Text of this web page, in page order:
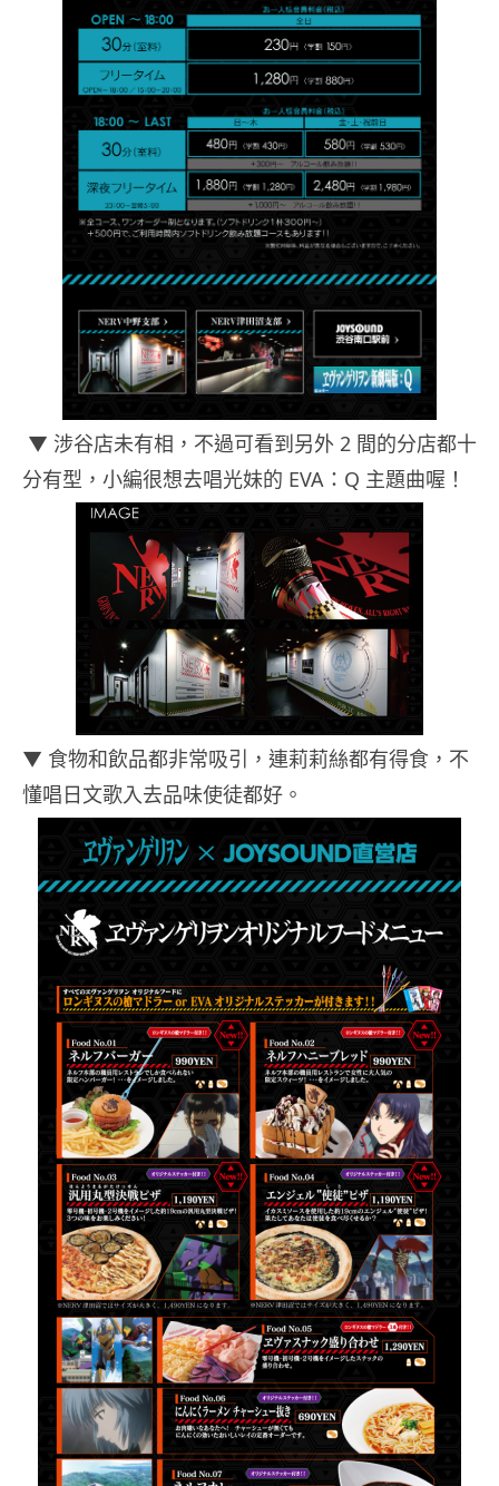
▼ 涉谷店未有相，不過可看到另外 2 間的分店都十
分有型，小編很想去唱光妹的 EVA：Q 主題曲喔！
▼ 食物和飲品都非常吸引，連莉莉絲都有得食，不
懂唱日文歌入去品味使徒都好。